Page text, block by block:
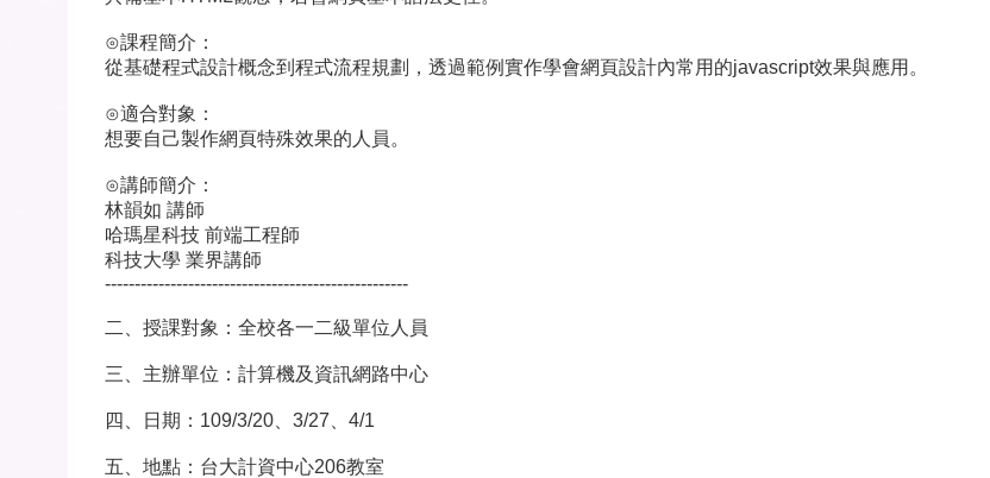
⊙課程簡介：
從基礎程式設計概念到程式流程規劃，透過範例實作學會網頁設計內常用的javascript效果與應用。
⊙適合對象：
想要自己製作網頁特殊效果的人員。
⊙講師簡介：
林韻如 講師
哈瑪星科技 前端工程師
科技大學 業界講師
---------------------------------------------------
二、授課對象：全校各一二級單位人員
三、主辦單位：計算機及資訊網路中心
四、日期：109/3/20、3/27、4/1
五、地點：台大計資中心206教室